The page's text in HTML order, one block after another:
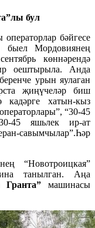
бул
бәйгесе
Мордовиянең
көннәрендә
оештырыла. Анда
урын яулаган
җиңүчеләр биш
кадәрге хатын-кыз
“30-45
45 яшьлек ир-ат
савымчылар”.Һәр
“Новотроицкая”
танылган. Аңа
Гранта”машинасы